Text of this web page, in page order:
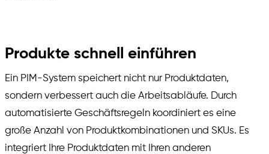
Produkte schnell einführen
Ein PIM-System speichert nicht nur Produktdaten,
sondern verbessert auch die Arbeitsabläufe. Durch
automatisierte Geschäftsregeln koordiniert es eine
große Anzahl von Produktkombinationen und SKUs. Es
integriert Ihre Produktdaten mit Ihren anderen